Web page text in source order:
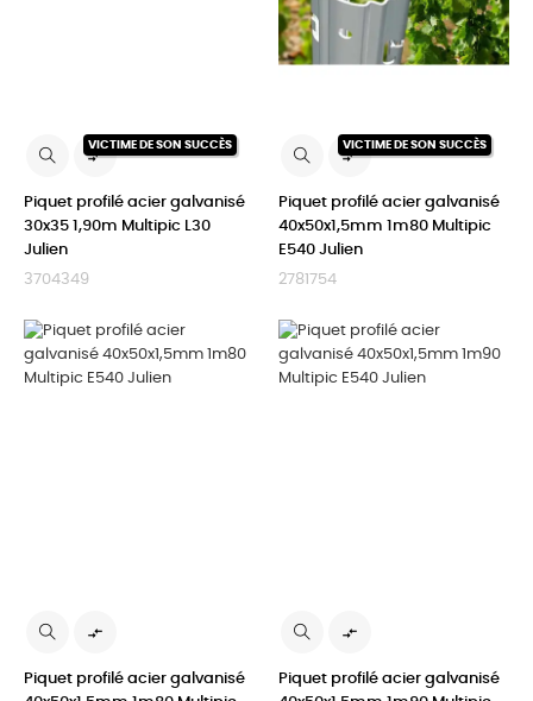
VICTIME DE SON SUCCÈS

Piquet profilé acier galvanisé
30x35 1,90m Multipic L30
Julien
3704349
VICTIME DE SON SUCCÈS

Piquet profilé acier galvanisé
40x50x1,5mm 1m80 Multipic
E540 Julien
2781754

Piquet profilé acier galvanisé

Piquet profilé acier galvanisé